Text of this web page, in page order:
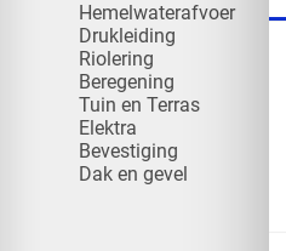
Hemelwaterafvoer
Drukleiding
Riolering
Beregening
Tuin en Terras
Elektra
Bevestiging
Dak en gevel